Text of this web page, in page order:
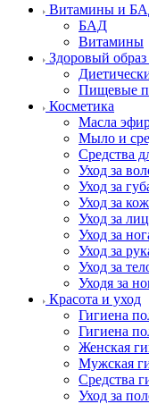
Витамины и
БАД
Витамины
Здоровый
Пищевые
Косметика
Масла
Мыло и
Средства
Уход за
Уход за
Уход за
Уход за
Уход за
Уход за
Уход за
Уходя за
Красота и уход
Гигиена
Гигиена
Женская
Мужская
Средства
Уход за